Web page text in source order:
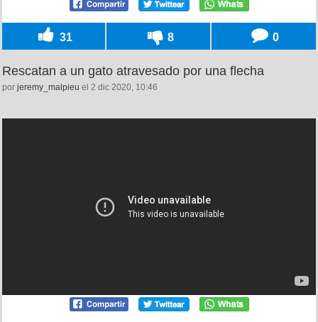
31 8 0
Rescatan a un gato atravesado por una flecha
por jeremy_malpieu el 2 dic 2020, 10:46